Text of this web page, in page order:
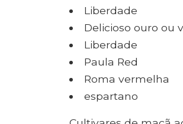
Liberdade
Delicioso ouro ou
Liberdade
Paula Red
Roma vermelha
espartano